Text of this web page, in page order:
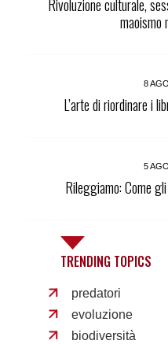
Rivoluzione culturale,
maoismo
8
L’arte di riordinare i
5
Rileggiamo: Come
TRENDING TOPICS
predatori
evoluzione
biodiversità